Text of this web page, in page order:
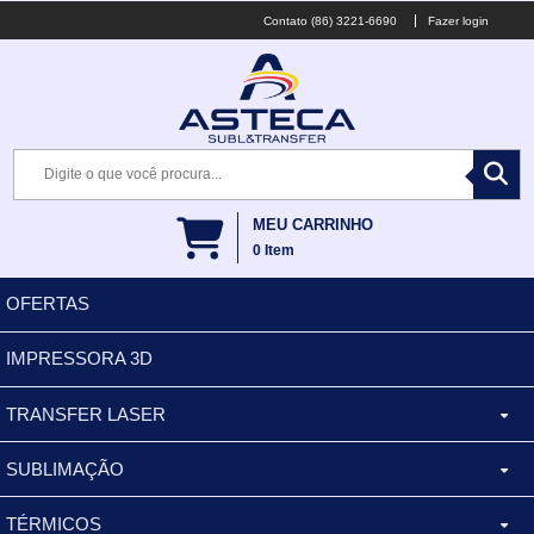
(86) 3221-6690 Fazer login
MEU CARRINHO
0 Item
OFERTAS
IMPRESSORA 3D
TRANSFER LASER
CANECA ALUMINIO
BALDES
SUBLIMAÇÃO
XÍCARA
TÉRMICOS